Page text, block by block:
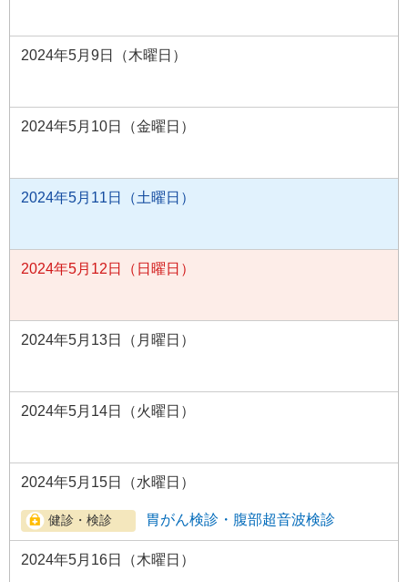
2024年5月9日（木曜日）
2024年5月10日（金曜日）
2024年5月11日（土曜日）
2024年5月12日（日曜日）
2024年5月13日（月曜日）
2024年5月14日（火曜日）
2024年5月15日（水曜日）
胃がん検診・腹部超音波検診
2024年5月16日（木曜日）